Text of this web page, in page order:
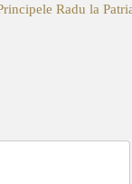
Radu la